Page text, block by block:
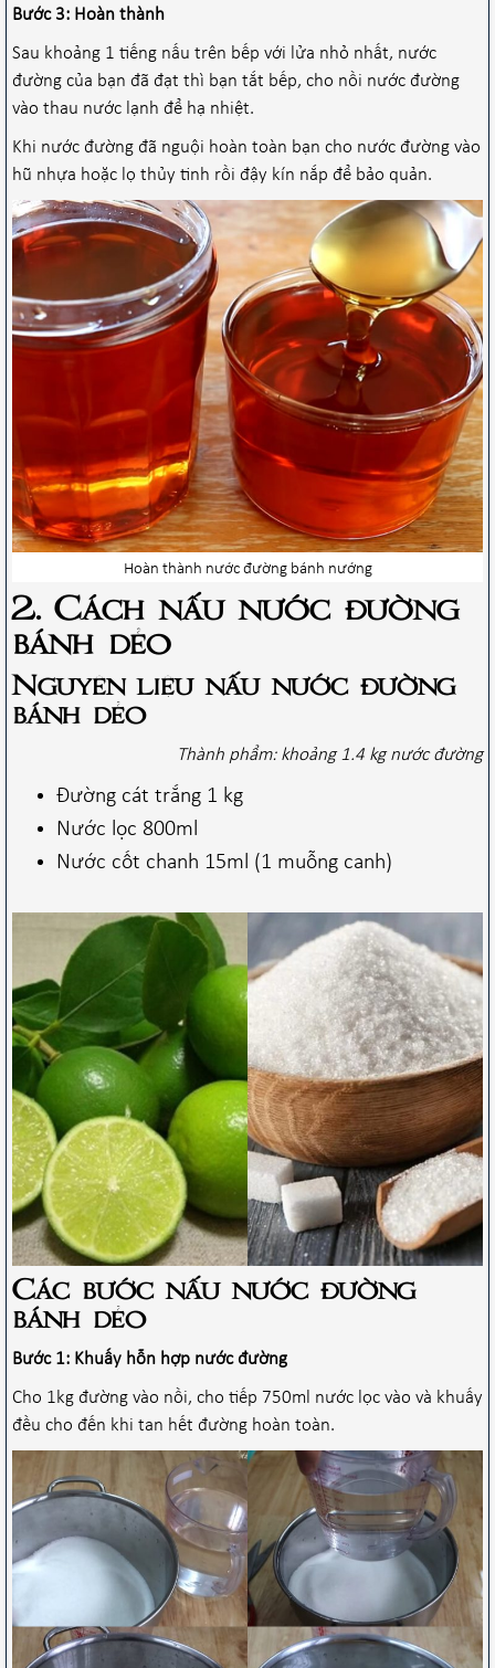
Bước 3: Hoàn thành
Sau khoảng 1 tiếng nấu trên bếp với lửa nhỏ nhất, nước
đường của bạn đã đạt thì bạn tắt bếp, cho nồi nước đường
vào thau nước lạnh để hạ nhiệt.
Khi nước đường đã nguội hoàn toàn bạn cho nước đường vào
hũ nhựa hoặc lọ thủy tinh rồi đậy kín nắp để bảo quản.
Hoàn thành nước đường bánh nướng
2. Cách nấu nước đường
bánh dẻo
Nguyên liệu nấu nước đường
bánh dẻo
Thành phẩm: khoảng 1.4 kg nước đường
Đường cát trắng 1 kg
Nước lọc 800ml
Nước cốt chanh 15ml (1 muỗng canh)
Các bước nấu nước đường
bánh dẻo
Bước 1: Khuấy hỗn hợp nước đường
Cho 1kg đường vào nồi, cho tiếp 750ml nước lọc vào và khuấy
đều cho đến khi tan hết đường hoàn toàn.